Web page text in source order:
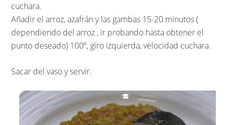
cuchara.
Añadir el arroz, azafrán y las gambas 15-20 minutos (
dependiendo del arroz , ir probando hasta obtener el
punto deseado) 100º, giro izquierda, velocidad cuchara.
Sacar del vaso y servir.